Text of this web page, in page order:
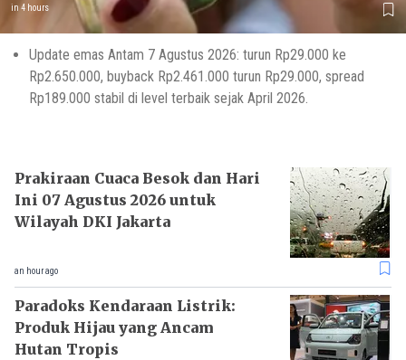
in 4 hours
Update emas Antam 7 Agustus 2026: turun Rp29.000 ke
Rp2.650.000, buyback Rp2.461.000 turun Rp29.000, spread
Rp189.000 stabil di level terbaik sejak April 2026.
Prakiraan Cuaca Besok dan Hari
Ini 07 Agustus 2026 untuk
Wilayah DKI Jakarta
an hour ago
Paradoks Kendaraan Listrik:
Produk Hijau yang Ancam
Hutan Tropis